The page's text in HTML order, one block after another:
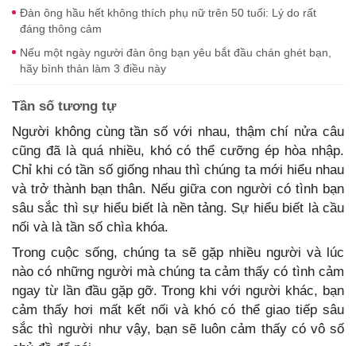
Đàn ông hầu hết không thích phụ nữ trên 50 tuổi: Lý do rất
đáng thông cảm
Nếu một ngày người đàn ông bạn yêu bắt đầu chán ghét bạn,
hãy bình thản làm 3 điều này
Tần số tương tự
Người không cùng tần số với nhau, thậm chí nửa câu
cũng đã là quá nhiều, khó có thể cưỡng ép hòa nhập.
Chỉ khi có tần số giống nhau thì chúng ta mới hiểu nhau
và trở thành bạn thân. Nếu giữa con người có tình bạn
sâu sắc thì sự hiểu biết là nền tảng. Sự hiểu biết là cầu
nối và là tần số chìa khóa.
Trong cuộc sống, chúng ta sẽ gặp nhiều người và lúc
nào có những người mà chúng ta cảm thấy có tình cảm
ngay từ lần đầu gặp gỡ. Trong khi với người khác, bạn
cảm thấy hơi mất kết nối và khó có thể giao tiếp sâu
sắc thì người như vậy, bạn sẽ luôn cảm thấy có vô số